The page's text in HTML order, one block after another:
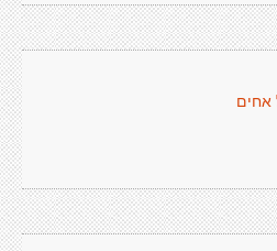
אחים